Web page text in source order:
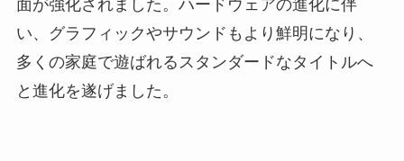
面が強化されました。ハードウェアの進化に伴
い、グラフィックやサウンドもより鮮明になり、
多くの家庭で遊ばれるスタンダードなタイトルへ
と進化を遂げました。